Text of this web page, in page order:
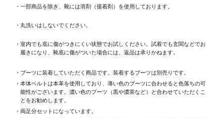
・一部商品を除き、靴には溶剤（接着剤）を使用しております。
・丸洗いはしないでください。
・室内でも底に傷がつきにくい状態でお試しください。試着でも玄関などでお
履きになり、靴底に傷がついた場合には、返品は承りかねます。
・ブーツに装着していただく商品です。装着するブーツは別売りです。
・本体ベルトは本革を使用しており、薄い色のブーツに合わせると色落ちの可
能性がございます。濃い色のブーツ（黒や濃茶など）と合わせていただくこ
とをお勧めします。
・両足分セットになっています。